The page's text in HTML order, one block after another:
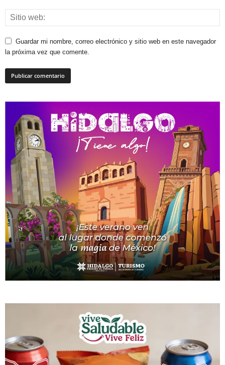
Guardar mi nombre, correo electrónico y sitio web en este navegador
la próxima vez que comente.